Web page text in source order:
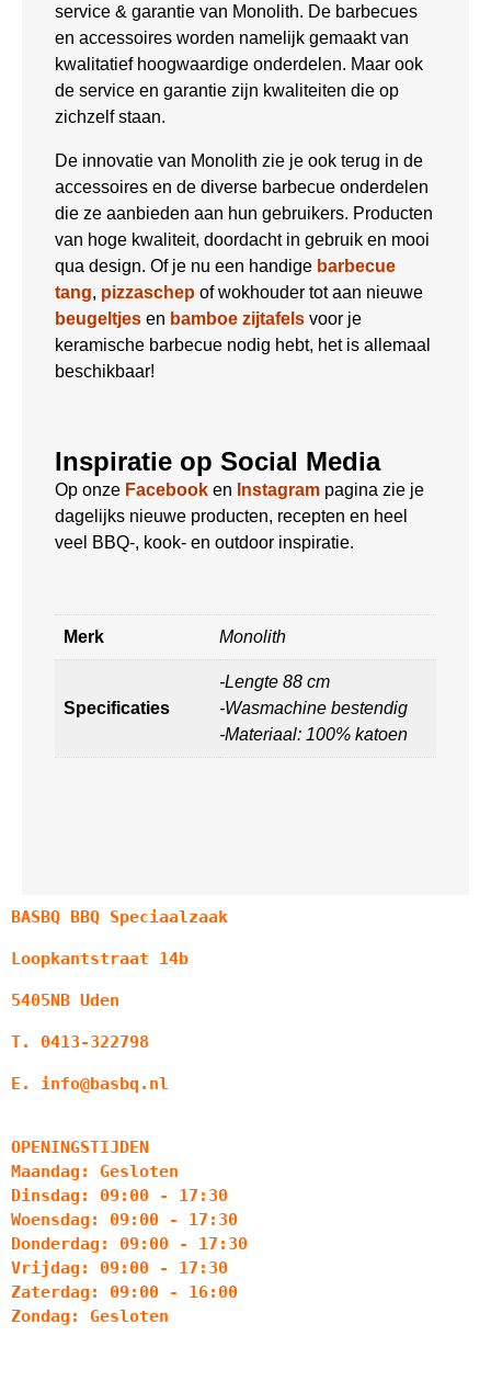
service & garantie van Monolith. De barbecues
en accessoires worden namelijk gemaakt van
kwalitatief hoogwaardige onderdelen. Maar ook
de service en garantie zijn kwaliteiten die op
zichzelf staan.
De innovatie van Monolith zie je ook terug in de
accessoires en de diverse barbecue onderdelen
die ze aanbieden aan hun gebruikers. Producten
van hoge kwaliteit, doordacht in gebruik en mooi
qua design. Of je nu een handige barbecue
tang, pizzaschep of wokhouder tot aan nieuwe
beugeltjes en bamboe zijtafels voor je
keramische barbecue nodig hebt, het is allemaal
beschikbaar!
Inspiratie op Social Media
Op onze Facebook en Instagram pagina zie je
dagelijks nieuwe producten, recepten en heel
veel BBQ-, kook- en outdoor inspiratie.
Merk Monolith
Specificaties
-Lengte 88 cm
-Wasmachine bestendig
-Materiaal: 100% katoen
BASBQ BBQ Speciaalzaak
Loopkantstraat 14b
5405NB Uden
T. 0413-322798
E. info@basbq.nl
OPENINGSTIJDEN
Maandag: Gesloten
Dinsdag: 09:00 - 17:30
Woensdag: 09:00 - 17:30
Donderdag: 09:00 - 17:30
Vrijdag: 09:00 - 17:30
Zaterdag: 09:00 - 16:00
Zondag: Gesloten